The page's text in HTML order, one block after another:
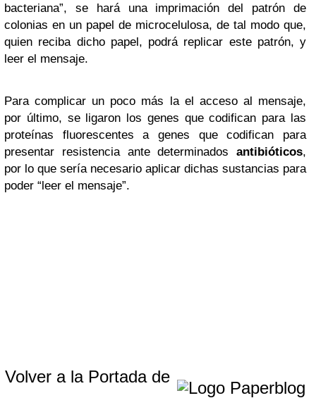
bacteriana”, se hará una imprimación del patrón de
colonias en un papel de microcelulosa, de tal modo que,
quien reciba dicho papel, podrá replicar este patrón, y
leer el mensaje.
Para complicar un poco más la el acceso al mensaje,
por último, se ligaron los genes que codifican para las
proteínas fluorescentes a genes que codifican para
presentar resistencia ante determinados antibióticos,
por lo que sería necesario aplicar dichas sustancias para
poder “leer el mensaje”.
Volver a la Portada de